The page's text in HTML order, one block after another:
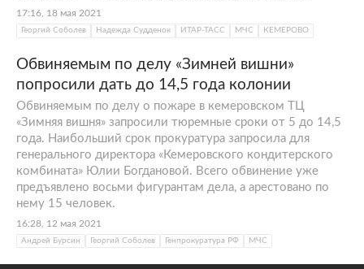
17:16, 18 мая 2021
Георгий Соболев Надежда Судденок ИТАР-ТАСС МЧС КЕМЕРОВО
Обвиняемым по делу «Зимней вишни»
попросили дать до 14,5 года колонии
Обвиняемым по делу о пожаре в кемеровском ТЦ
«Зимняя вишня» запросили тюремные сроки от 5 до 14,5
года. Наибольший срок прокуратура запросила для
генерального директора «Кемеровского кондитерского
комбината» Юлии Богдановой. Всего обвинение уже
предъявлено восьми фигурантам дела, а арестовано по
нему 15 человек.
16:28, 12 мая 2021
Андрей Бурсин Георгий Соболев Генпрокуратура РФ МЧС